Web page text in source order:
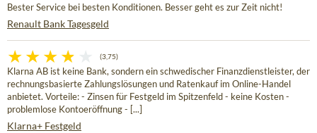
Bester Service bei besten Konditionen. Besser geht es zur Zeit nicht!
Renault Bank Tagesgeld
(3,75)
Klarna AB ist keine Bank, sondern ein schwedischer Finanzdienstleister, der
rechnungsbasierte Zahlungslösungen und Ratenkauf im Online-Handel
anbietet. Vorteile: - Zinsen für Festgeld im Spitzenfeld - keine Kosten -
problemlose Kontoeröffnung - [...]
Klarna+ Festgeld